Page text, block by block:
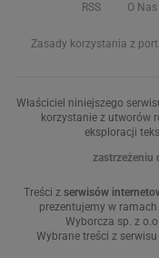
RSS O Nas
Zasady korzystania z
Właściciel niniejszego
korzystanie z utworów
eksploracji
zastrzeżeniu
Treści z serwisów
prezentujemy w
Wyborcza sp. z
Wybrane treści z